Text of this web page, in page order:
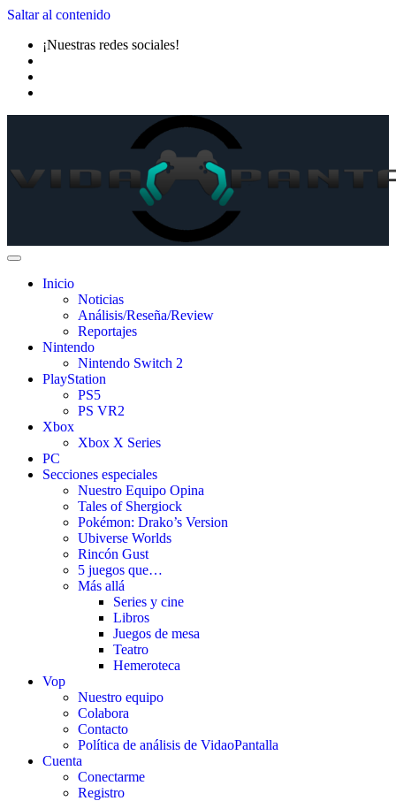
Saltar al contenido
¡Nuestras redes sociales!
Inicio
Noticias
Análisis/Reseña/Review
Reportajes
Nintendo
Nintendo Switch 2
PlayStation
PS5
PS VR2
Xbox
Xbox X Series
PC
Secciones especiales
Nuestro Equipo Opina
Tales of Shergiock
Pokémon: Drako’s Version
Ubiverse Worlds
Rincón Gust
5 juegos que…
Más allá
Series y cine
Libros
Juegos de mesa
Teatro
Hemeroteca
Vop
Nuestro equipo
Colabora
Contacto
Política de análisis de VidaoPantalla
Cuenta
Conectarme
Registro